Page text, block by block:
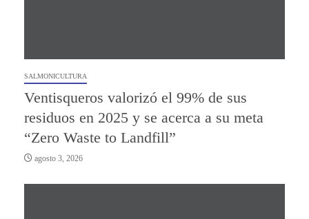
SALMONICULTURA
Ventisqueros valorizó el 99% de sus
residuos en 2025 y se acerca a su meta
“Zero Waste to Landfill”
agosto 3, 2026